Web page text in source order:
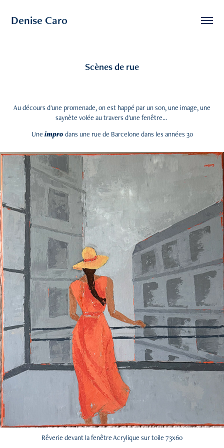
Denise Caro
Scènes de rue
Au décours d'une promenade, on est happé par un son, une image, une
saynète volée au travers d'une fenêtre...
Uneimpro dans une rue de Barcelone dans les années 30
Rêverie devant la fenêtre Acrylique sur toile 73x60